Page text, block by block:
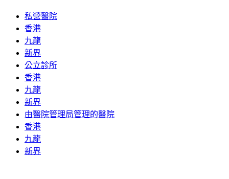
私營醫院
香港
九龍
新界
公立診所
香港
九龍
新界
由醫院管理局管理的醫院
香港
九龍
新界